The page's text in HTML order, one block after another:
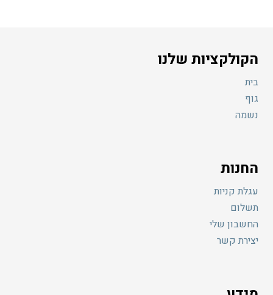
הקולקציות שלנו
בית
גוף
נשמה
החנות
עגלת קניות
תשלום
החשבון שלי
יצירת קשר